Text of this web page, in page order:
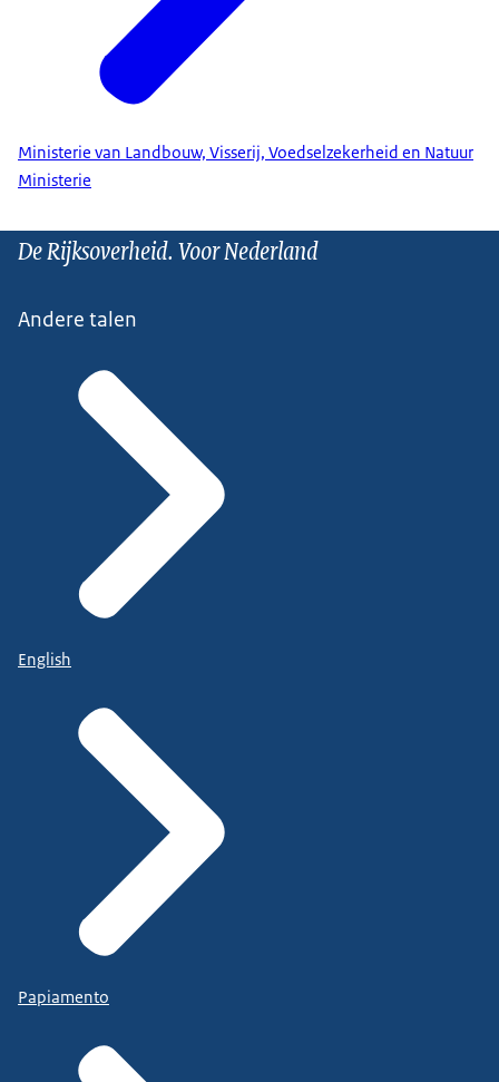
Ministerie van Landbouw, Visserij, Voedselzekerheid en Natuur
Ministerie
De Rijksoverheid. Voor Nederland
Andere talen
English
Papiamento